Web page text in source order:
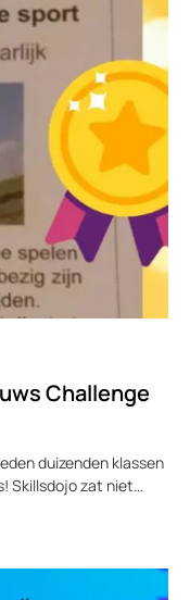
Challenge
duizenden klassen
Skillsdojo zat niet…